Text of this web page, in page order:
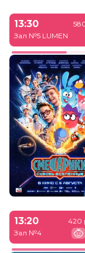
13:30
Зал №5 LUMEN
13:20
Зал №4
420